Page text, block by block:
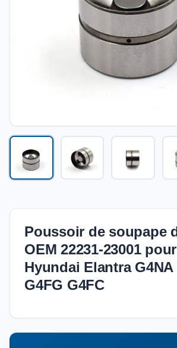
Poussoir de soupape
OEM 22231-23001
Hyundai Elantra G4NA
G4FG G4FC